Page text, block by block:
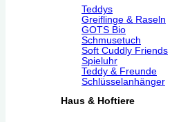
Teddys
Greiflinge & Raseln
GOTS Bio
Schmusetuch
Soft Cuddly Friends
Spieluhr
Teddy & Freunde
Schlüsselanhänger
Haus & Hoftiere